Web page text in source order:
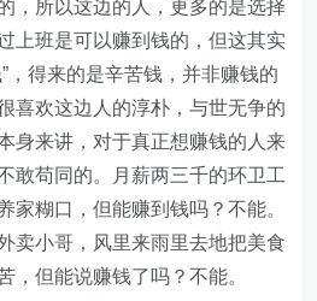
，所以这边的人，更多的是选择
上班是可以赚到钱的，但这其实
，得来的是辛苦钱，并非赚钱的
喜欢这边人的淳朴，与世无争的
身来讲，对于真正想赚钱的人来
敢苟同的。月薪两三千的环卫工
家糊口，但能赚到钱吗？不能。
卖小哥，风里来雨里去地把美食
，但能说赚钱了吗？不能。